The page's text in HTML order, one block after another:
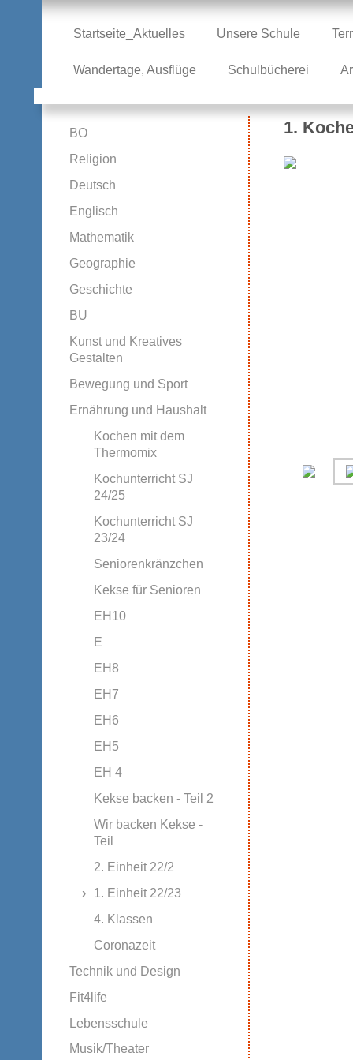
Startseite_Aktuelles Unsere Schule
Wandertage, Ausflüge Schulbücherei
1.
BO
Religion
Deutsch
Englisch
Mathematik
Geographie
Geschichte
BU
Kunst und Kreatives
Gestalten
Bewegung und Sport
Ernährung und Haushalt
Kochen mit dem
Thermomix
Kochunterricht SJ
24/25
Kochunterricht SJ
23/24
Seniorenkränzchen
Kekse für Senioren
EH10
E
EH8
EH7
EH6
EH5
EH 4
Kekse backen - Teil 2
Wir backen Kekse -
Teil
2. Einheit 22/2
1. Einheit 22/23
4. Klassen
Coronazeit
Technik und Design
Fit4life
Lebensschule
Musik/Theater